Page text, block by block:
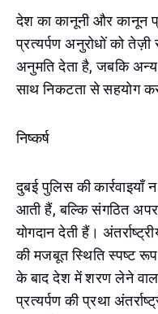
देश का कानूनी और कानून
प्रत्यर्पण अनुरोधों को
अनुमति देता है, जबकि
साथ निकटता से सहयोग
निष्कर्ष
दुबई पुलिस की
आती हैं, बल्कि संगठित
योगदान देती हैं।
की मजबूत स्थिति स्पष्ट
के बाद देश में शरण लेने वाला
प्रत्यर्पण की प्रथा